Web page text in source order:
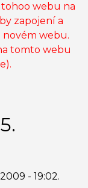
tohoo webu na
zapojení a
novém webu.
tomto webu
- 19:02.